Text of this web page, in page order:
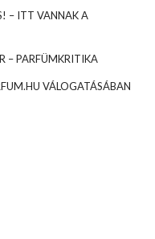
– ITT VANNAK A
– PARFÜMKRITIKA
VÁLOGATÁSÁBAN